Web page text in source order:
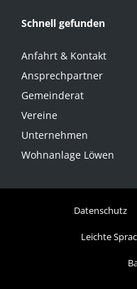
Schnell gefunden
Anfahrt & Kontakt
Ansprechpartner
Gemeinderat
Vereine
Unternehmen
Wohnanlage Löwen
Datenschutz
Leichte